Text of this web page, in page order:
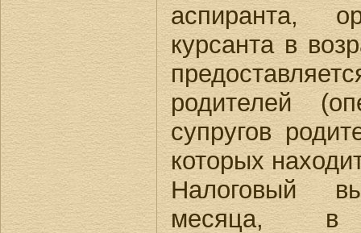
аспиранта,
курсанта в
родителей
супругов
которых
Налоговый
месяца, в